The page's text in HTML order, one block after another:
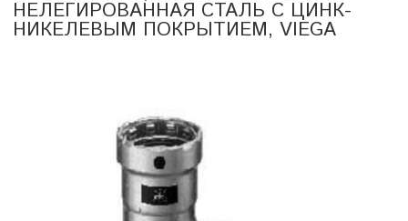
НЕЛЕГИРОВАННАЯ СТАЛЬ С ЦИНК-
НИКЕЛЕВЫМ ПОКРЫТИЕМ, VIEGA